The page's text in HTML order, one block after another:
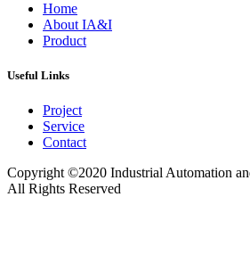
Home
About IA&I
Product
Useful Links
Project
Service
Contact
Copyright ©2020 Industrial Automation
All Rights Reserved